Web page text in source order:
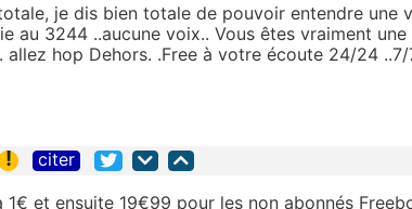
je dis bien totale de pouvoir entendre une
au 3244 ..aucune voix.. Vous êtes vraiment une
allez hop Dehors. .Free à votre écoute 24/24 ..7/
! citer
et ensuite 19€99 pour les non abonnés